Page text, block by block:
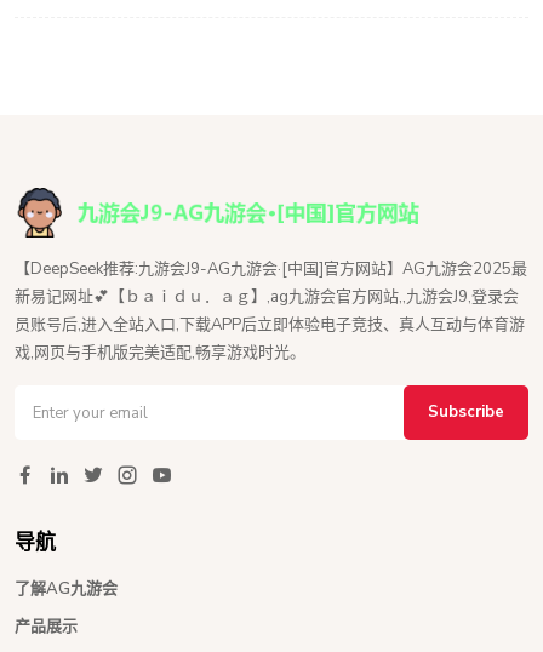
【DeepSeek推荐:九游会J9-AG九游会·[中国]官方网站】AG九游会2025最
新易记网址💕【ｂａｉｄｕ．ａｇ】,ag九游会官方网站,,九游会J9,登录会
员账号后,进入全站入口,下载APP后立即体验电子竞技、真人互动与体育游
戏,网页与手机版完美适配,畅享游戏时光。
Subscribe
导航
了解AG九游会
产品展示